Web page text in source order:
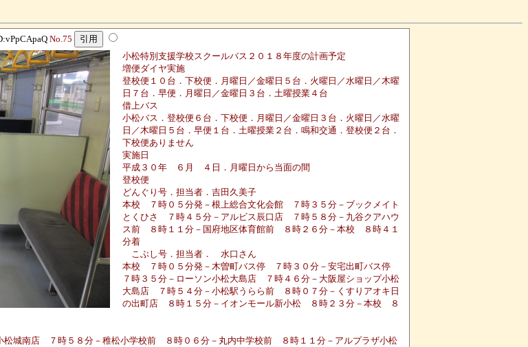
No.75
小松特別支援学校スクールバス２０１８年度の計画予定
増便ダイヤ実施
登校便１０台．下校便．月曜日／金曜日５台．火曜日／水曜日／木曜
日７台．早便．月曜日／金曜日３台．土曜授業４台
借上バス
小松バス．登校便６台．下校便．月曜日／金曜日３台．火曜日／水曜
日／木曜日５台．早便１台．土曜授業２台．鳴和交通．登校便２台．
下校便ありません
実施日
平成３０年 ６月 ４日．月曜日から当面の間
登校便
どんぐり号．担当者．吉田久美子
本校 ７時０５分発－根上総合文化会館 ７時３５分－ブックメイト
とくひさ ７時４５分－アルビス辰口店 ７時５８分－九谷クアハウ
ス前 ８時１１分－国府地区体育館前 ８時２６分－本校 ８時４１
分着
こぶし号．担当者． 水口さん
本校 ７時０５分発－木曽町バス停 ７時３０分－安宅出町バス停
７時３５分－ローソン小松大島店 ７時４６分－大阪屋ショップ小松
大島店 ７時５４分－小松駅うらら前 ８時０７分－くすりアオキ日
の出町店 ８時１５分－イオンモール新小松 ８時２３分－本校 ８
城南店 ７時５８分－稚松小学校前 ８時０６分－丸内中学校前 ８時１１分－アルプラザ小松